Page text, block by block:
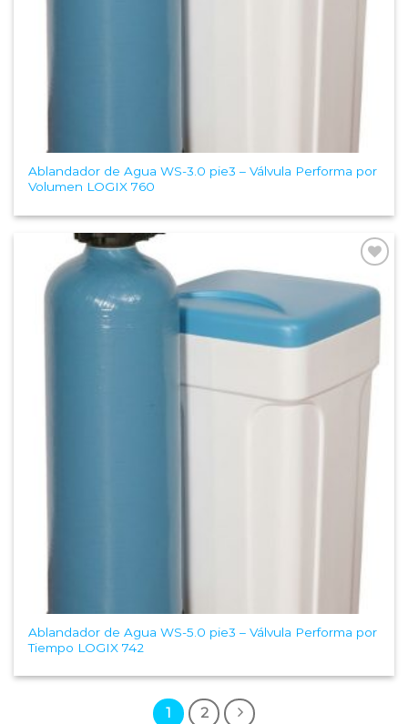
Ablandador de Agua WS-3.0 pie3 – Válvula Performa por
Volumen LOGIX 760
Wishlist
Ablandador de Agua WS-5.0 pie3 – Válvula Performa por
Tiempo LOGIX 742
1 2